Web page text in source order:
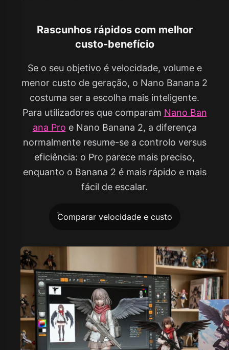
Rascunhos rápidos com melhor
custo-benefício
Se o seu objetivo é velocidade, volume e
menor custo de geração, o Nano Banana 2
costuma ser a escolha mais inteligente.
Para utilizadores que comparam Nano Ban
ana Pro e Nano Banana 2, a diferença
normalmente resume-se a controlo versus
eficiência: o Pro parece mais preciso,
enquanto o Banana 2 é mais rápido e mais
fácil de escalar.
Comparar velocidade e custo